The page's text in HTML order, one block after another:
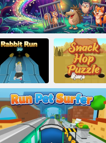
Super mimozemský zajíček
Bunny Run 3D
Občerstvení
Tour